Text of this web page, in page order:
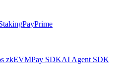
PayPrime
zkEVMPay SDKAI Agent SDK